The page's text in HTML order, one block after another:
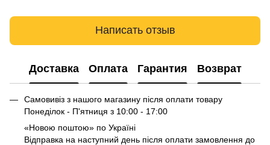
Написать отзыв
Доставка Оплата Гарантия Возврат
Самовивіз з нашого магазину після оплати товару
Понеділок - П'ятниця з 10:00 - 17:00
«Новою поштою» по Україні
Відправка на наступний день після оплати замовлення до